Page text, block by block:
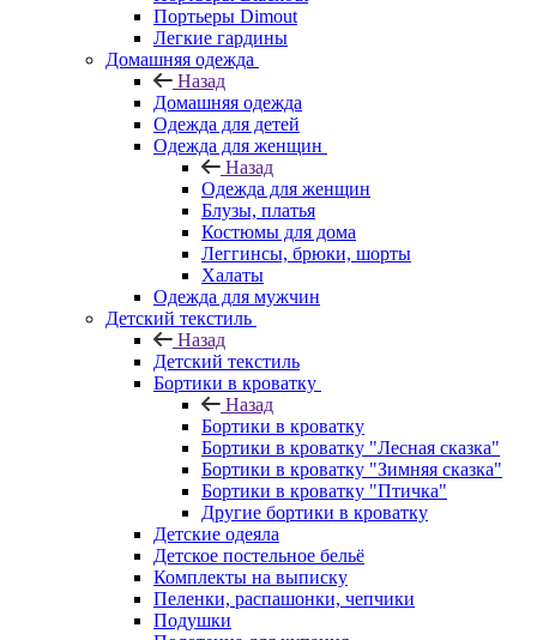
Портьеры Dimout
Легкие гардины
Домашняя одежда
Назад
Домашняя одежда
Одежда для детей
Одежда для женщин
Назад
Одежда для женщин
Блузы, платья
Костюмы для дома
Леггинсы, брюки, шорты
Халаты
Одежда для мужчин
Детский текстиль
Назад
Детский текстиль
Бортики в кроватку
Назад
Бортики в кроватку
Бортики в кроватку "Лесная сказка"
Бортики в кроватку "Зимняя сказка"
Бортики в кроватку "Птичка"
Другие бортики в кроватку
Детские одеяла
Детское постельное бельё
Комплекты на выписку
Пеленки, распашонки, чепчики
Подушки